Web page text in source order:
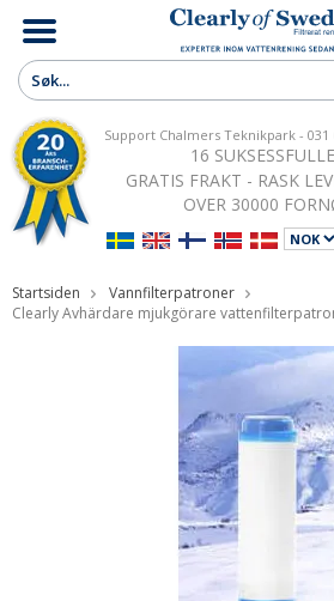
Support Chalmers Teknikpark - 031
16
GRATIS FRAKT - RASK
OVER 30000
Startsiden
Vannfilterpatroner
Clearly Avhärdare mjukgörare